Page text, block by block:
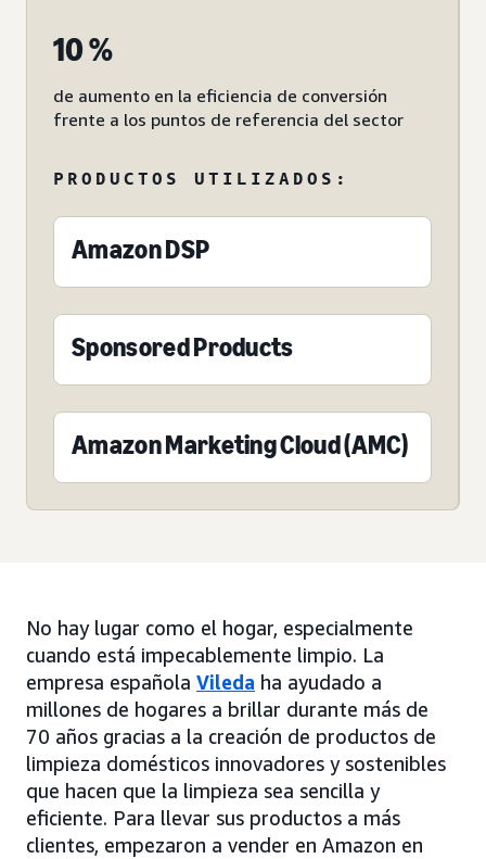
10 %
de aumento en la eficiencia de conversión
frente a los puntos de referencia del sector
PRODUCTOS UTILIZADOS:
Amazon DSP
Sponsored Products
Amazon Marketing Cloud (AMC)
No hay lugar como el hogar, especialmente
cuando está impecablemente limpio. La
empresa española Vileda ha ayudado a
millones de hogares a brillar durante más de
70 años gracias a la creación de productos de
limpieza domésticos innovadores y sostenibles
que hacen que la limpieza sea sencilla y
eficiente. Para llevar sus productos a más
clientes, empezaron a vender en Amazon en